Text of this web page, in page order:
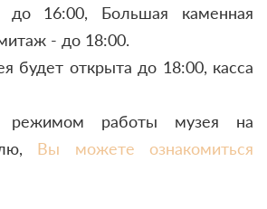
до 16:00, Большая каменная
- до 18:00.
будет открыта до 18:00, касса
режимом работы музея на
Вы можете ознакомиться